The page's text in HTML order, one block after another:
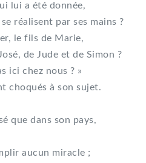
lui a été donnée,
réalisent par ses mains ?
le fils de Marie,
de Jude et de Simon ?
ici chez nous ? »
choqués à son sujet.
que dans son pays,
aucun miracle ;